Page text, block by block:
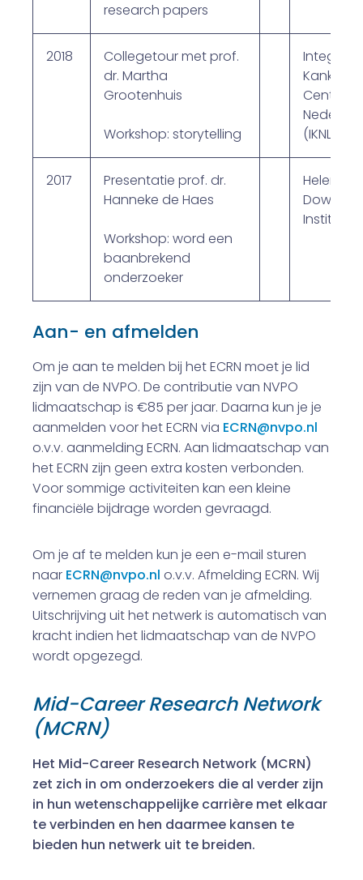
research papers
2018
Collegetour met prof.
dr. Martha
Grootenhuis
Workshop: storytelling
Integraal
Kanker
Centrum
(IKNL)
2017
Presentatie prof. dr.
Hanneke de Haes
Workshop: word een
baanbrekend
onderzoeker
Helen
Dowling
Instituut
Aan- en afmelden
Om je aan te melden bij het ECRN moet je lid
zijn van de NVPO. De contributie van NVPO
lidmaatschap is €85 per jaar. Daarna kun je je
aanmelden voor het ECRN via ECRN@nvpo.nl
o.v.v. aanmelding ECRN. Aan lidmaatschap van
het ECRN zijn geen extra kosten verbonden.
Voor sommige activiteiten kan een kleine
financiële bijdrage worden gevraagd.
Om je af te melden kun je een e-mail sturen
naar ECRN@nvpo.nl o.v.v. Afmelding ECRN. Wij
vernemen graag de reden van je afmelding.
Uitschrijving uit het netwerk is automatisch van
kracht indien het lidmaatschap van de NVPO
wordt opgezegd.
Mid-Career Research Network
(MCRN)
Het Mid-Career Research Network (MCRN)
zet zich in om onderzoekers die al verder zijn
in hun wetenschappelijke carrière met elkaar
te verbinden en hen daarmee kansen te
bieden hun netwerk uit te breiden.